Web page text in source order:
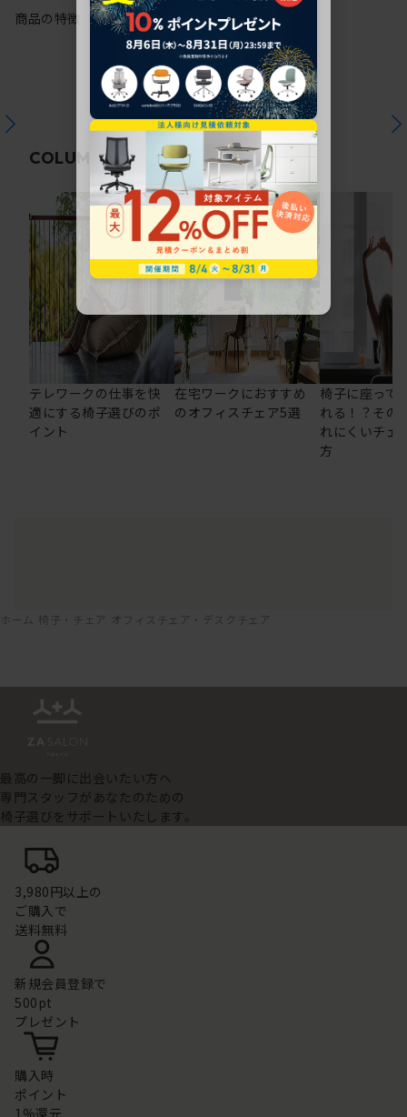
商品の特徴
COLUMN関連コラム
テレワークの仕事を快
適にする椅子選びのポ
イント
在宅ワークにおすすめ
のオフィスチェア5選
椅子に座って
れる！？その
れにくいチェ
方
ホーム 椅子・チェア オフィスチェア・デスクチェア
最高の一脚に出会いたい方へ
専門スタッフがあなたのための
椅子選びをサポートいたします。
3,980円以上の
ご購入で
送料無料
新規会員登録で
500pt
プレゼント
購入時
ポイント